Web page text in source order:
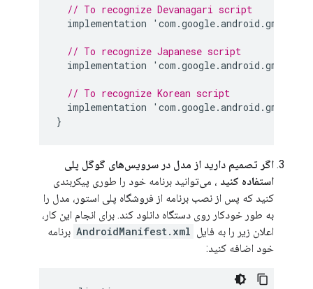
// To recognize Devanagari script
implementation
' com .google.android .gms
// To recognize Japanese script
implementation
' com .google.android .gms
// To recognize Korean script
implementation
' com .google.android .gms
}
اگر تصمیم دارید از مدل در سرویس‌های گوگل پلی
استفاده کنید ، می‌توانید برنامه خود را طوری پیکربندی
کنید که پس از نصب برنامه از فروشگاه پلی استور، مدل را
به طور خودکار روی دستگاه دانلود کند. برای انجام این کار،
اعلان زیر را به فایل AndroidManifest.xml برنامه
خود اضافه کنید: